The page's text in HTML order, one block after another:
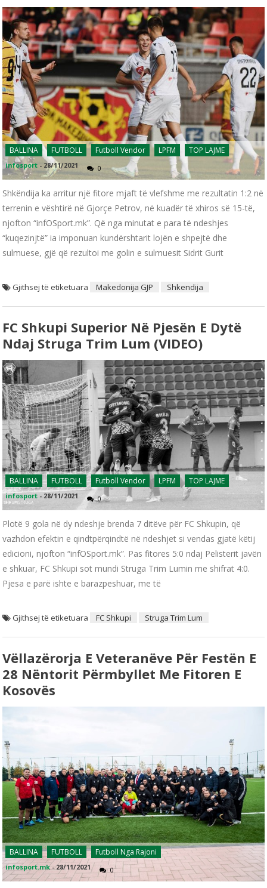
BALLINA FUTBOLL Futboll Vendor LPFM TOP LAJME
infosport - 28/11/2021 0
Shkëndija ka arritur një fitore mjaft të vlefshme me rezultatin 1:2 në
terrenin e vështirë në Gjorçe Petrov, në kuadër të xhiros së 15-të,
njofton “infOSport.mk”. Që nga minutat e para të ndeshjes
“kuqezinjtë” ia imponuan kundërshtarit lojën e shpejtë dhe
sulmuese, gjë që rezultoi me golin e sulmuesit Sidrit Gurit
Gjithsej të etiketuara Makedonija GJP Shkendija
FC Shkupi Superior Në Pjesën E Dytë
Ndaj Struga Trim Lum (VIDEO)
BALLINA FUTBOLL Futboll Vendor LPFM TOP LAJME
infosport - 28/11/2021 0
Plotë 9 gola në dy ndeshje brenda 7 ditëve për FC Shkupin, që
vazhdon efektin e qindtpërqindtë në ndeshjet si vendas gjatë këtij
edicioni, njofton “infOSport.mk”. Pas fitores 5:0 ndaj Pelisterit javën
e shkuar, FC Shkupi sot mundi Struga Trim Lumin me shifrat 4:0.
Pjesa e parë ishte e barazpeshuar, me të
Gjithsej të etiketuara FC Shkupi Struga Trim Lum
Vëllazërorja E Veteranëve Për Festën E
28 Nëntorit Përmbyllet Me Fitoren E
Kosovës
BALLINA FUTBOLL Futboll Nga Rajoni
infosport.mk -28/11/2021 0